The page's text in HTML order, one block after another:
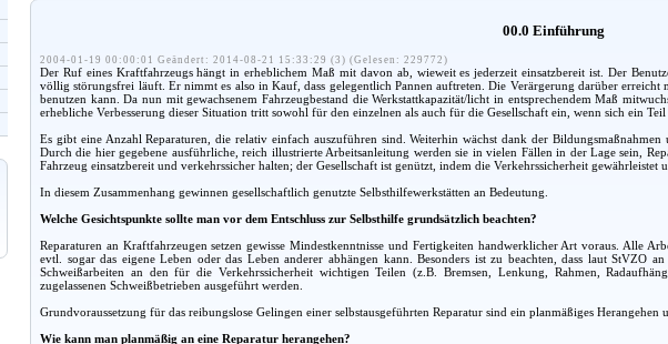
00.0 Einführung
2004-01-19 00:00:01 Geändert: 2014-08-21 15:33:29 (3) (Gelesen: 229772)
Der Ruf eines Kraftfahrzeugs hängt in erheblichem Maß mit davon ab, wieweit es jederzeit einsatzbereit ist. Der
völlig störungsfrei läuft. Er nimmt es also in Kauf, dass gelegentlich Pannen auftreten. Die Verärgerung darüber
benutzen kann. Da nun mit gewachsenem Fahrzeugbestand die Werkstattkapazität/licht in entsprechendem Maß
erhebliche Verbesserung dieser Situation tritt sowohl für den einzelnen als auch für die Gesellschaft ein, wenn sich ein Teil
Es gibt eine Anzahl Reparaturen, die relativ einfach auszuführen sind. Weiterhin wächst dank der
Durch die hier gegebene ausführliche, reich illustrierte Arbeitsanleitung werden sie in vielen Fällen in der Lage sein,
Fahrzeug einsatzbereit und verkehrssicher halten; der Gesellschaft ist genützt, indem die Verkehrssicherheit gewährleistet
In diesem Zusammenhang gewinnen gesellschaftlich genutzte Selbsthilfewerkstätten an Bedeutung.
Welche Gesichtspunkte sollte man vor dem Entschluss zur Selbsthilfe grundsätzlich beachten?
Reparaturen an Kraftfahrzeugen setzen gewisse Mindestkenntnisse und Fertigkeiten handwerklicher Art voraus. Alle
evtl. sogar das eigene Leben oder das Leben anderer abhängen kann. Besonders ist zu beachten, dass laut StVZO
Schweißarbeiten an den für die Verkehrssicherheit wichtigen Teilen (z.B. Bremsen, Lenkung, Rahmen,
zugelassenen Schweißbetrieben ausgeführt werden.
Grundvoraussetzung für das reibungslose Gelingen einer selbstausgeführten Reparatur sind ein planmäßiges
Wie kann man planmäßig an eine Reparatur herangehen?